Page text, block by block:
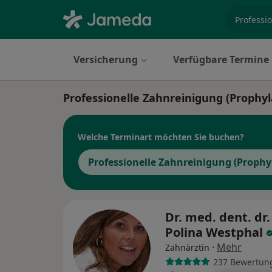
Versicherung Verfügbare Termine
Professionelle Zahnreinigung
Welche Terminart möchten Sie buchen?
Professionelle Zahnreinigung
Dr. med. dent.
Polina Westphal
Zahnärztin · Mehr
237